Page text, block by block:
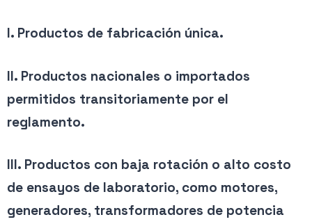
I. Productos de fabricación única.
II. Productos nacionales o importados
permitidos transitoriamente por el
reglamento.
III. Productos con baja rotación o alto costo
de ensayos de laboratorio, como motores,
generadores, transformadores de potencia